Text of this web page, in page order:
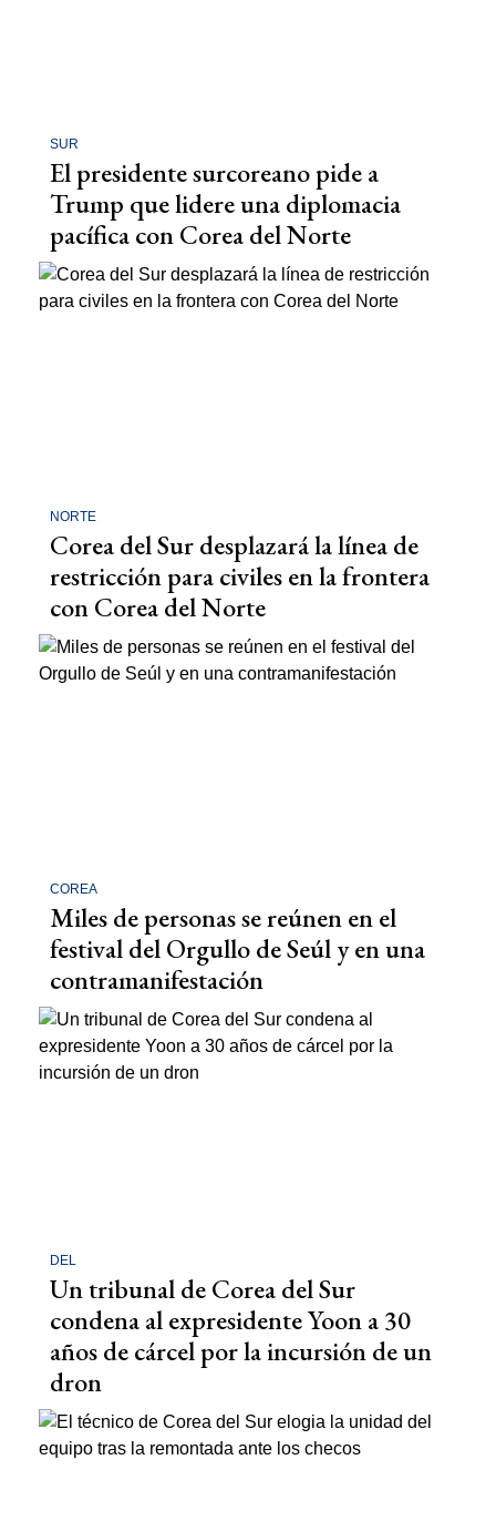
SUR
El presidente surcoreano pide a
Trump que lidere una diplomacia
pacífica con Corea del Norte
NORTE
Corea del Sur desplazará la línea de
restricción para civiles en la frontera
con Corea del Norte
COREA
Miles de personas se reúnen en el
festival del Orgullo de Seúl y en una
contramanifestación
DEL
Un tribunal de Corea del Sur
condena al expresidente Yoon a 30
años de cárcel por la incursión de un
dron